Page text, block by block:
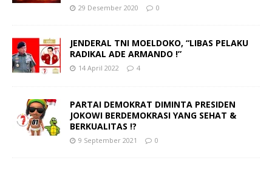
29 Desember 2020 0
JENDERAL TNI MOELDOKO, “LIBAS PELAKU
RADIKAL ADE ARMANDO !”
14 April 2022 4
PARTAI DEMOKRAT DIMINTA PRESIDEN
JOKOWI BERDEMOKRASI YANG SEHAT &
BERKUALITAS !?
9 September 2021 0